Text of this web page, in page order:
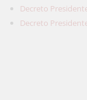
Decreto
Decreto